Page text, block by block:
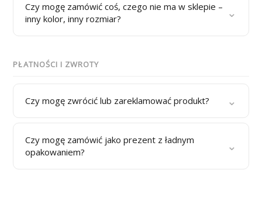
Czy mogę zamówić coś, czego nie ma w sklepie –
inny kolor, inny rozmiar?
⌄
PŁATNOŚCI I ZWROTY
Czy mogę zwrócić lub zareklamować produkt? ⌄
Czy mogę zamówić jako prezent z ładnym
opakowaniem?
⌄